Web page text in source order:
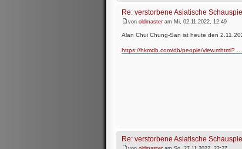
Re: verstorbene Asiatische
von oldmaster am Mi, 02.11.2022, 12:49
Alan Chui Chung-San ist heute den
https://hkmdb.com/db/people/view.mhtml?
Re: verstorbene Asiatische